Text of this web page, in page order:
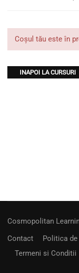
Coșul tău este în
INAPOI LA CURSURI
Cosmopolitan
Contact
Politica
Termeni si Conditii